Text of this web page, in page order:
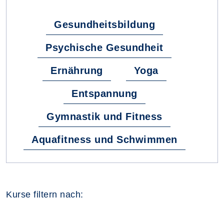
Gesundheitsbildung
Psychische Gesundheit
Ernährung Yoga
Entspannung
Gymnastik und Fitness
Aquafitness und Schwimmen
Kurse filtern nach: